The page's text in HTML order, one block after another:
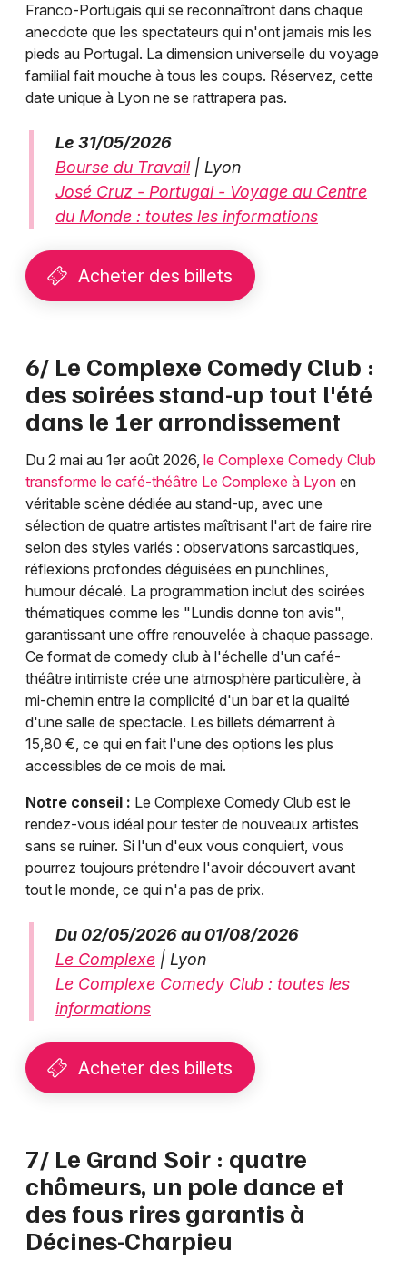
Franco-Portugais qui se reconnaîtront dans chaque
anecdote que les spectateurs qui n'ont jamais mis les
pieds au Portugal. La dimension universelle du voyage
familial fait mouche à tous les coups. Réservez, cette
date unique à Lyon ne se rattrapera pas.
Le 31/05/2026
Bourse du Travail| Lyon
José Cruz - Portugal - Voyage au Centre
du Monde : toutes les informations
Acheter des billets
6/ Le Complexe Comedy Club :
des soirées stand-up tout l'été
dans le 1er arrondissement
Du 2 mai au 1er août 2026, le Complexe Comedy Club
transforme le café-théâtre Le Complexe à Lyon en
véritable scène dédiée au stand-up, avec une
sélection de quatre artistes maîtrisant l'art de faire rire
selon des styles variés : observations sarcastiques,
réflexions profondes déguisées en punchlines,
humour décalé. La programmation inclut des soirées
thématiques comme les "Lundis donne ton avis",
garantissant une offre renouvelée à chaque passage.
Ce format de comedy club à l'échelle d'un café-
théâtre intimiste crée une atmosphère particulière, à
mi-chemin entre la complicité d'un bar et la qualité
d'une salle de spectacle. Les billets démarrent à
15,80 €, ce qui en fait l'une des options les plus
accessibles de ce mois de mai.
Notre conseil : Le Complexe Comedy Club est le
rendez-vous idéal pour tester de nouveaux artistes
sans se ruiner. Si l'un d'eux vous conquiert, vous
pourrez toujours prétendre l'avoir découvert avant
tout le monde, ce qui n'a pas de prix.
Du 02/05/2026 au 01/08/2026
Le Complexe | Lyon
Le Complexe Comedy Club : toutes les
informations
Acheter des billets
7/ Le Grand Soir : quatre
chômeurs, un pole dance et
des fous rires garantis à
Décines-Charpieu